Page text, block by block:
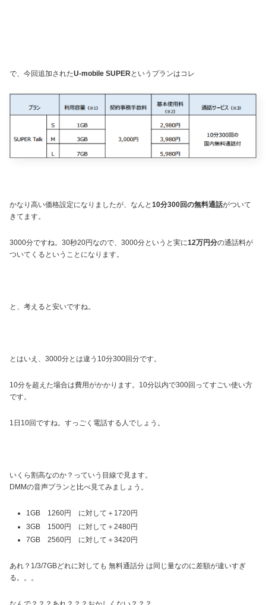
で、今回追加されたU-mobile SUPER というプランはコレ
かなり高い価格設定になりましたが、なんと 10分300回の無料通話がついて
きてます。
3000分ですね。30秒20円なので、3000分というと実に12万円分の通話料が
ついてくるということになります。
と、考えると安いですね。
とはいえ、3000分とは違う10分300回分です。
10分を超えた場合は費用がかかります。10分以内で300回ってすごい使い方
です。
1日10回ですね。すっごく電話する人でしょう。
いくら割高なのか？っていう目線で見ます。
DMMの音声プランと比べ見てみましょう。
1GB 1260円 に対して＋1720円
3GB 1500円 に対して＋2480円
7GB 2560円 に対して＋3420円
あれ？1/3/7GBどれに対しても 無料通話分 は同じ量なのに差額が違いすぎ
る。。。